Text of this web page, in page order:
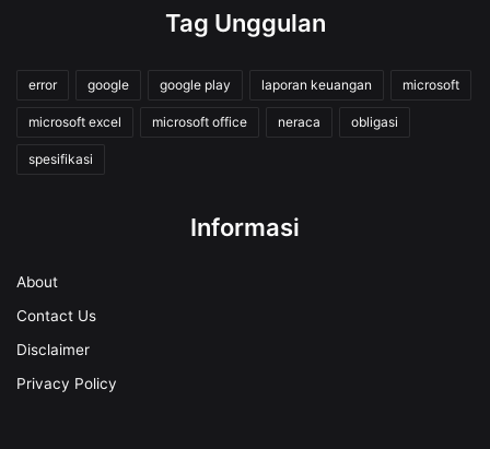
Tag Unggulan
error google google play laporan keuangan microsoft
microsoft excel microsoft office neraca obligasi
spesifikasi
Informasi
About
Contact Us
Disclaimer
Privacy Policy